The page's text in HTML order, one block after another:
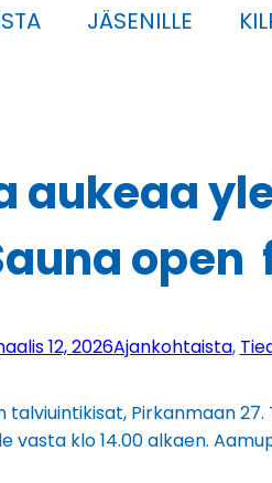
JÄSENILLE
aukeaa
open
12, 2026Ajankohtaista,
talviuintikisat, Pirkanmaan
vasta klo 14.00 alkaen.